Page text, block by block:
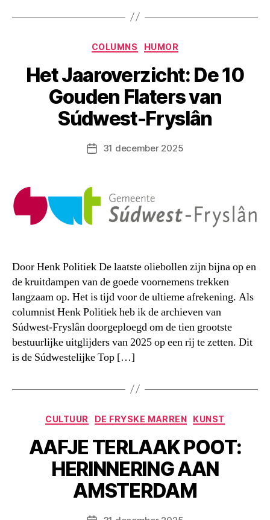
Categorieën
COLUMNS HUMOR
Het Jaaroverzicht: De 10
Gouden Flaters van
Súdwest-Fryslân
Berichtdatum
31 december 2025
Door Henk Politiek De laatste oliebollen zijn bijna op en
de kruitdampen van de goede voornemens trekken
langzaam op. Het is tijd voor de ultieme afrekening. Als
columnist Henk Politiek heb ik de archieven van
Súdwest-Fryslân doorgeploegd om de tien grootste
bestuurlijke uitglijders van 2025 op een rij te zetten. Dit
is de Súdwestelijke Top […]
Categorieën
CULTUUR DE FRYSKE MARREN KUNST
AAFJE TERLAAK POOT:
HERINNERING AAN
AMSTERDAM